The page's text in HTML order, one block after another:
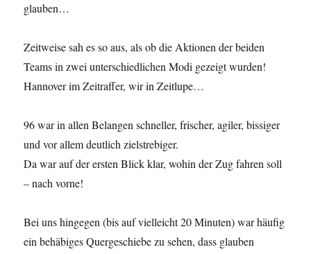
glauben…
Zeitweise sah es so aus, als ob die Aktionen der beiden
Teams in zwei unterschiedlichen Modi gezeigt wurden!
Hannover im Zeitraffer, wir in Zeitlupe…
96 war in allen Belangen schneller, frischer, agiler, bissiger
und vor allem deutlich zielstrebiger.
Da war auf der ersten Blick klar, wohin der Zug fahren soll
– nach vorne!
Bei uns hingegen (bis auf vielleicht 20 Minuten) war häufig
ein behäbiges Quergeschiebe zu sehen, dass glauben